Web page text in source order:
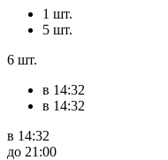
1 шт.
5 шт.
6 шт.
в 14:32
в 14:32
в 14:32
до 21:00